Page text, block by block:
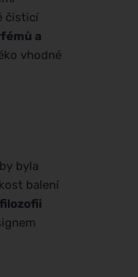
čisticí
a
vhodné
byla
balení